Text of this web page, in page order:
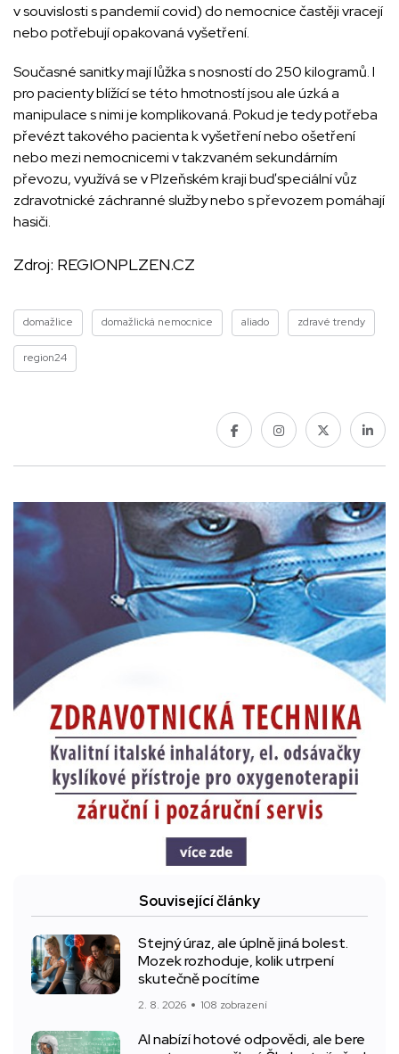
v souvislosti s pandemií covid) do nemocnice častěji vracejí
nebo potřebují opakovaná vyšetření.
Současné sanitky mají lůžka s nosností do 250 kilogramů. I
pro pacienty blížící se této hmotností jsou ale úzká a
manipulace s nimi je komplikovaná. Pokud je tedy potřeba
převézt takového pacienta k vyšetření nebo ošetření
nebo mezi nemocnicemi v takzvaném sekundárním
převozu, využívá se v Plzeňském kraji buď speciální vůz
zdravotnické záchranné služby nebo s převozem pomáhají
hasiči.
Zdroj: REGIONPLZEN.CZ
domažlice domažlická nemocnice aliado zdravé trendy
region24
Související články
Stejný úraz, ale úplně jiná bolest.
Mozek rozhoduje, kolik utrpení
skutečně pocítíme
2. 8. 2026 108 zobrazení
AI nabízí hotové odpovědi, ale bere